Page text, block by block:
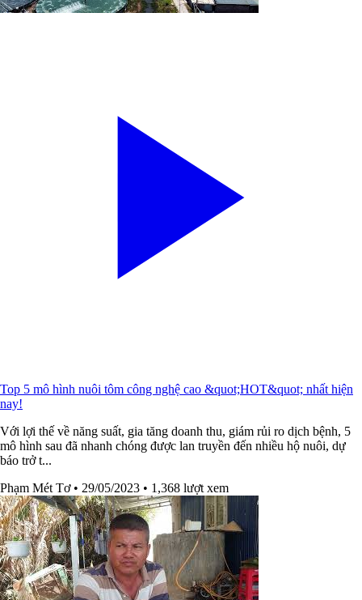
Top 5 mô hình nuôi tôm công nghệ cao &quot;HOT&quot; nhất hiện
nay!
Với lợi thế về năng suất, gia tăng doanh thu, giám rủi ro dịch bệnh, 5
mô hình sau đã nhanh chóng được lan truyền đến nhiều hộ nuôi, dự
báo trở t...
Phạm Mét Tơ • 29/05/2023 • 1,368 lượt xem